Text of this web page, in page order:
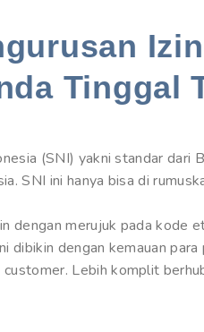
Tinggal
(SNI) yakni standar dari
SNI ini hanya bisa di
dengan merujuk pada kode
dibikin dengan kemauan
customer. Lebih komplit